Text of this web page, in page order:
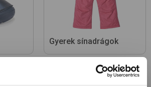
Gyerek sínadrágok